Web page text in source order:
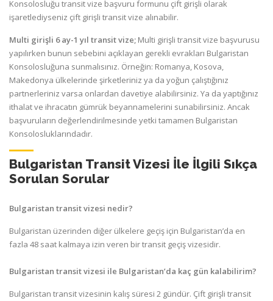
Konsolosluğu transit vize başvuru formunu çift girişli olarak
işaretlediyseniz çift girişli transit vize alınabilir.
Multi girişli 6 ay-1 yıl transit vize; Multi girişli transit vize başvurusu
yapılırken bunun sebebini açıklayan gerekli evrakları Bulgaristan
Konsolosluğuna sunmalısınız. Örneğin: Romanya, Kosova,
Makedonya ülkelerinde şirketleriniz ya da yoğun çalıştığınız
partnerleriniz varsa onlardan davetiye alabilirsiniz. Ya da yaptığınız
ithalat ve ihracatın gümrük beyannamelerini sunabilirsiniz. Ancak
başvuruların değerlendirilmesinde yetki tamamen Bulgaristan
Konsolosluklarındadır.
Bulgaristan Transit Vizesi İle İlgili Sıkça
Sorulan Sorular
Bulgaristan transit vizesi nedir?
Bulgaristan üzerinden diğer ülkelere geçiş için Bulgaristan’da en
fazla 48 saat kalmaya izin veren bir transit geçiş vizesidir.
Bulgaristan transit vizesi ile Bulgaristan’da kaç gün kalabilirim?
Bulgaristan transit vizesinin kalış süresi 2 gündür. Çift girişli transit